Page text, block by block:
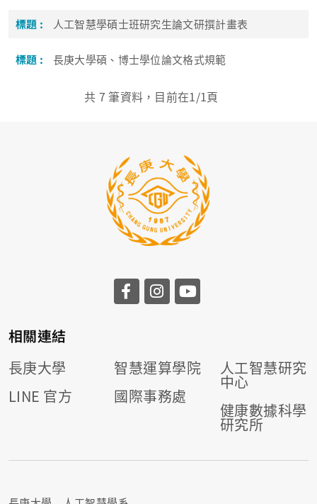
人工智慧學碩士班研究生論文研撰計畫表
長庚大學碩、博士學位論文格式規範
共 7 筆資料，目前在1/1頁
相關連結
長庚大學
LINE 官方
智慧運算學院
國際事務處
人工智慧研究
中心
健康數據科學
研究所